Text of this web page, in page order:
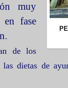
muy
en fase
de los
dietas de